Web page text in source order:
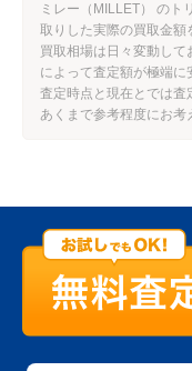
ミレー（MILLET） のト
取りした実際の買取金額
買取相場は日々変動し
によって査定額が極端に
査定時点と現在とでは査
あくまで参考程度にお考